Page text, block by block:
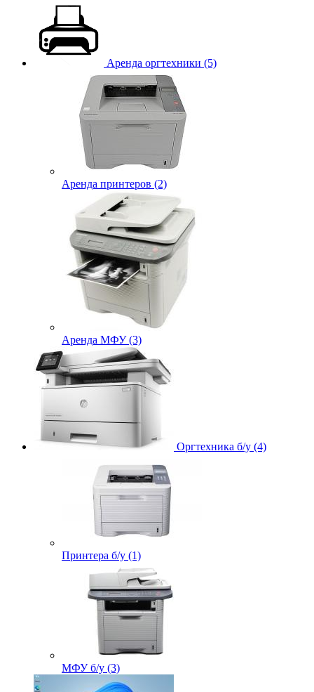
Аренда оргтехники (5)
Аренда принтеров (2)
Аренда МФУ (3)
Оргтехника б/у (4)
Принтера б/у (1)
МФУ б/у (3)